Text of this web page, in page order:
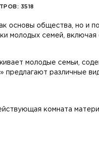
3518
основы общества, но и
молодых семей,
молодые семьи,
различные
комната